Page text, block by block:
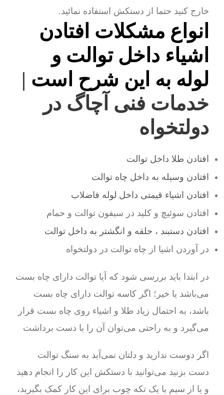
خارج کنید حتما از دستکش استفاده نمائید.
انواع مشکلات افتادن
اشیاء داخل توالت و
لوله به این شرح است |
خدمات فنی آچاگ در
دولتخواه
افتادن طلا داخل توالت
افتادن وسیله به داخل چاه توالت
افتادن اشیاء قیمتی داخل لوله فاضلاب
افتادن سوئیچ و کلید در سیفون توالت و حمام
افتادن دستبند ، حلقه و انگشتر به داخل توالت
در آوردن اشیا از چاه توالت در دولتخواه
در ابتدا باید بررسی شود که آیا توالت دارای چاه بست
می‌باشد یا خیر؛ اگر کاسه توالت دارای چاه بست
باشد، به احتمال زیاد طلا و اشیاء روی چاه بست قرار
می‌گیرد و به راحتی می‌توان آن را با دست برداشت
اگر دوست ندارید و دلتان نمی‌آید به سنگ توالت
دست بزنید می‌توانید با دستکش این کار را انجام دهید
و یا از سیم یا یک تکه چوب برای این کار کمک بگیرید،